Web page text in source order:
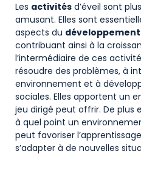
Les activités d’éveil sont
amusant. Elles sont
aspects du développement
contribuant ainsi à la
l’intermédiaire de ces
résoudre des problèmes, à
environnement et à
sociales. Elles apportent un
jeu dirigé peut offrir. De plus
à quel point un
peut favoriser
s’adapter à de nouvelles